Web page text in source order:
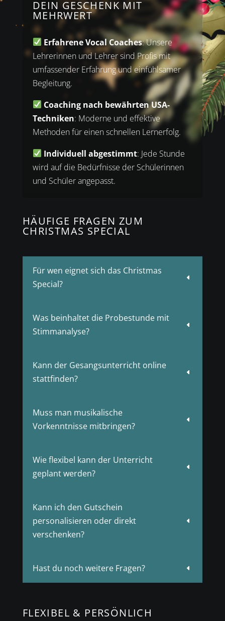
DEIN GESCHENK MIT
MEHRWERT
Erfahrene Vocal Coaches: Unsere
Lehrerinnen und Lehrer sind Profis mit
umfassender Erfahrung und einfühlsamer
Begleitung.
Coaching nach bewährten USA-
Techniken: Moderne und effektive
Methoden für einen schnellen Lernerfolg.
Individuell abgestimmt: Jede Stunde
wird auf die Bedürfnisse der Schülerinnen
und Schüler angepasst.
HÄUFIGE FRAGEN ZUM
CHRISTMAS SPECIAL
D
Für wen eignet sich das Christmas
Special?
D
Was beinhaltet die Probestunde mit
Stimmanalyse?
D
Kann der Gesangsunterricht online
stattfinden?
D
Muss man musikalische
Vorkenntnisse mitbringen?
D
Wie flexibel kann der Unterricht
geplant werden?
D
Kann ich den Gutschein
personalisieren oder direkt
verschenken?
D
Hast du noch weitere Fragen?
FLEXIBEL & PERSÖNLICH